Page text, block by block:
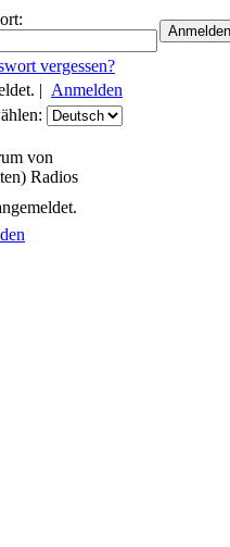
vergessen?
| Anmelden
von
Radios